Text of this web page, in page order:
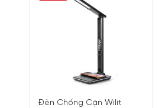
Đèn Chống Cận Wilit